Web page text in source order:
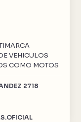
VEHICULOS
COMO MOTOS
2718